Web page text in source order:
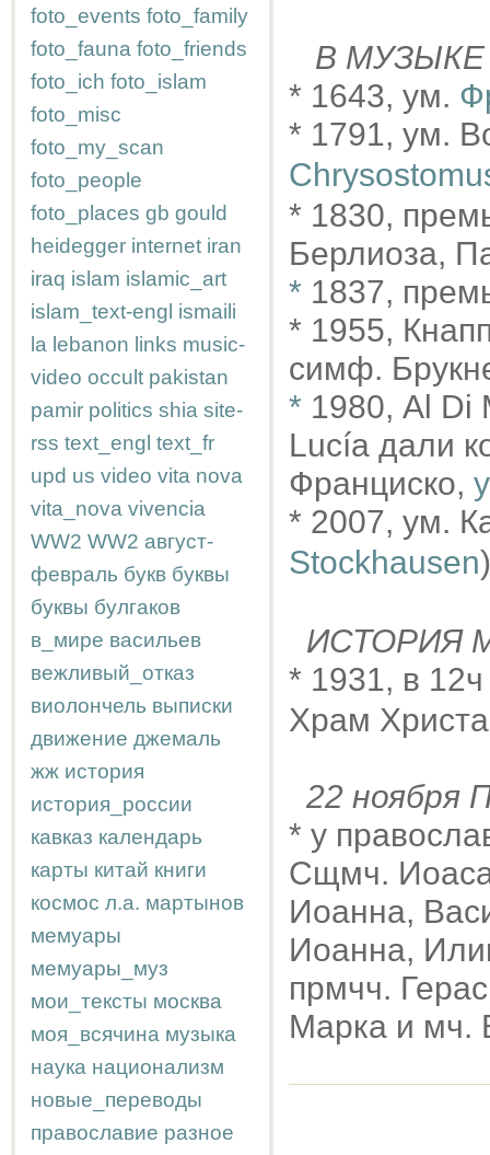
foto_events foto_family
foto_fauna foto_friends
foto_ich foto_islam
foto_misc
foto_my_scan
foto_people
foto_places gb gould
heidegger internet iran
iraq islam islamic_art
islam_text-engl ismaili
la lebanon links music-
video occult pakistan
pamir politics shia site-
rss text_engl text_fr
upd us video vita nova
vita_nova vivencia
WW2 WW2 август-
февраль букв буквы
буквы булгаков
в_мире васильев
вежливый_отказ
виолончель выписки
движение джемаль
жж история
история_россии
кавказ календарь
карты китай книги
космос л.а. мартынов
мемуары
мемуары_муз
мои_тексты москва
моя_всячина музыка
наука национализм
новые_переводы
православие разное
В МУЗЫКЕ
* 1643, ум.
* 1791, ум.
* 1830,
Берлиоза,
* 1837,
* 1955,
симф.
* 1980, Al Di
Lucía дали
Франциско,
* 2007, ум.
Stockhausen
ИСТОРИЯ
* 1931, в
Храм
22
* у
Сщмч.
Иоанна,
Иоанна,
прмчч.
Марка и мч.